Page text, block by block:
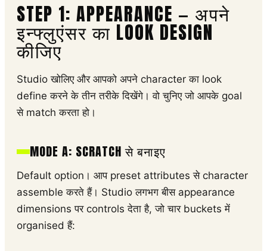
STEP 1: APPEARANCE — अपने
इन्फ्लुएंसर का LOOK DESIGN
कीजिए
Studio खोलिए और आपको अपने character का look
define करने के तीन तरीके दिखेंगे। वो चुनिए जो आपके goal
से match करता हो।
MODE A: SCRATCH से बनाइए
Default option। आप preset attributes से character
assemble करते हैं। Studio लगभग बीस appearance
dimensions पर controls देता है, जो चार buckets में
organised हैं: